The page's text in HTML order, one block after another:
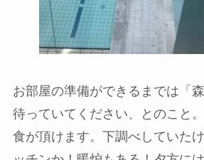
お部屋の準備ができるまでは「
待っていてください、とのこと
食が頂けます。下調べしていた